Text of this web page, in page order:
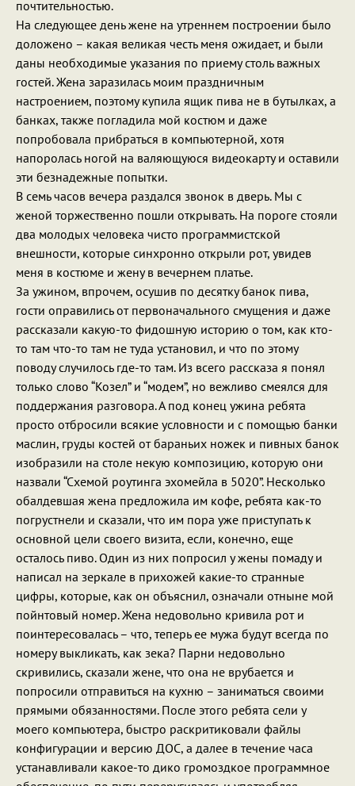
почтительностью.
На следующее день жене на утреннем построении было
доложено – какая великая честь меня ожидает, и были
даны необходимые указания по приему столь важных
гостей. Жена заразилась моим праздничным
настроением, поэтому купила ящик пива не в бутылках, а
банках, также погладила мой костюм и даже
попробовала прибраться в компьютерной, хотя
напоролась ногой на валяющуюся видеокарту и оставили
эти безнадежные попытки.
В семь часов вечера раздался звонок в дверь. Мы с
женой торжественно пошли открывать. На пороге стояли
два молодых человека чисто программистской
внешности, которые синхронно открыли рот, увидев
меня в костюме и жену в вечернем платье.
За ужином, впрочем, осушив по десятку банок пива,
гости оправились от первоначального смущения и даже
рассказали какую-то фидошную историю о том, как кто-
то там что-то там не туда установил, и что по этому
поводу случилось где-то там. Из всего рассказа я понял
только слово “Козел” и “модем”, но вежливо смеялся для
поддержания разговора. А под конец ужина ребята
просто отбросили всякие условности и с помощью банки
маслин, груды костей от бараньих ножек и пивных банок
изобразили на столе некую композицию, которую они
назвали “Схемой роутинга эхомейла в 5020”. Несколько
обалдевшая жена предложила им кофе, ребята как-то
погрустнели и сказали, что им пора уже приступать к
основной цели своего визита, если, конечно, еще
осталось пиво. Один из них попросил у жены помаду и
написал на зеркале в прихожей какие-то странные
цифры, которые, как он объяснил, означали отныне мой
пойнтовый номер. Жена недовольно кривила рот и
поинтересовалась – что, теперь ее мужа будут всегда по
номеру выкликать, как зека? Парни недовольно
скривились, сказали жене, что она не врубается и
попросили отправиться на кухню – заниматься своими
прямыми обязанностями. После этого ребята сели у
моего компьютера, быстро раскритиковали файлы
конфигурации и версию ДОС, а далее в течение часа
устанавливали какое-то дико громоздкое программное